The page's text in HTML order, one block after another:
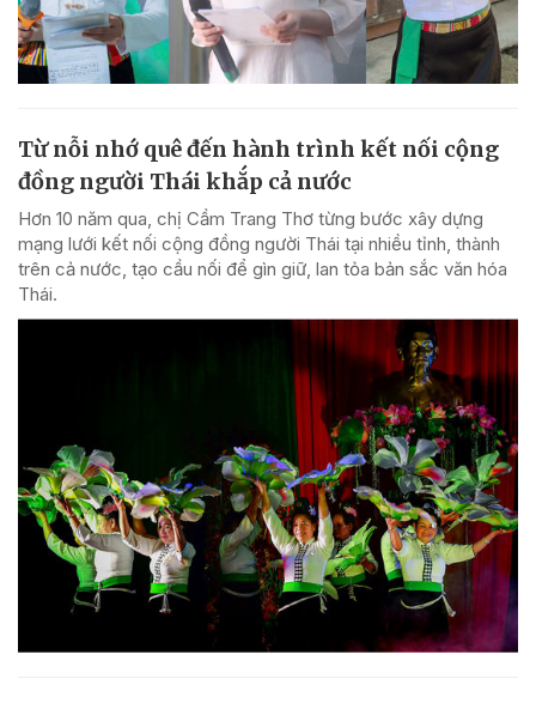
Từ nỗi nhớ quê đến hành trình kết nối cộng
đồng người Thái khắp cả nước
Hơn 10 năm qua, chị Cầm Trang Thơ từng bước xây dựng
mạng lưới kết nối cộng đồng người Thái tại nhiều tỉnh, thành
trên cả nước, tạo cầu nối để gìn giữ, lan tỏa bản sắc văn hóa
Thái.